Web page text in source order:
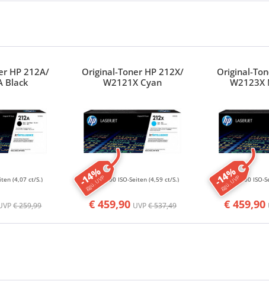
HP 212A/
Black
€ 259,99
(4,07 ct/S.) -14%
ggü. UVP
Original-Toner HP 212X/
W2121X Cyan
€ 459,90 UVP€ 537,49
10000 ISO-Seiten(4,59 ct/S.) -14%
ggü. UVP
Original-
W2123X
€ 459,90
10000 ISO-